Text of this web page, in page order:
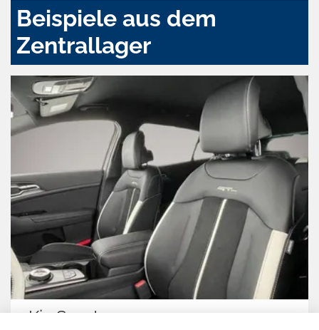
Beispiele aus dem
Zentrallager
Kia Sportage